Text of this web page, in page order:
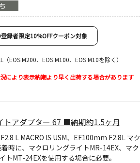
録者限定10%OFFクーポン対象
（EOS M200、EOS M100、EOS M10を除く）
により表示納期より早く出荷する場合があります
トアダプター 67 ■納期約1.5ヶ月
L MACRO IS USM、EF100mm F2.8L マク
着時に、マクロリングライトMR-14EX、マク
トMT-24EXを使用する場合に必要。